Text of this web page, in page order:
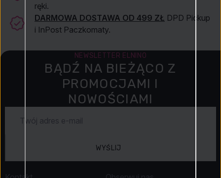
ręki.
DARMOWA DOSTAWA OD 499 ZŁ DPD Pickup
i InPost Paczkomaty.
NEWSLETTER ELNINO
BĄDŹ NA BIEŻĄCO Z
PROMOCJAMI I
NOWOŚCIAMI
WYŚLIJ